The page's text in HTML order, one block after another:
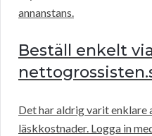
annanstans.
Beställ enkelt
Det har aldrig varit enklare
läskkostnader. Logga in